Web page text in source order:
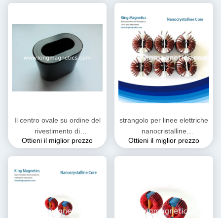
Il centro ovale su ordine del
rivestimento di
Nanocrystalline
Ottieni il miglior prezzo
strangolo per linee elettriche
nanocristalline
personalizzato
Ottieni il miglior prezzo